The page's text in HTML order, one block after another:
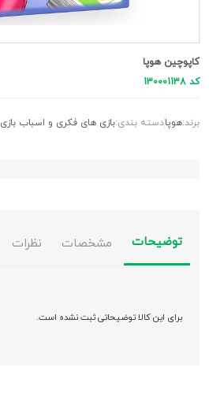
کاپوچین هوپا
کد 130001138
برند:هوپادسته بندی:بازی های فکری و اسباب بازی
توضیحات مشخصات نظرات
برای این کالا توضیحاتی ثبت نشده است.